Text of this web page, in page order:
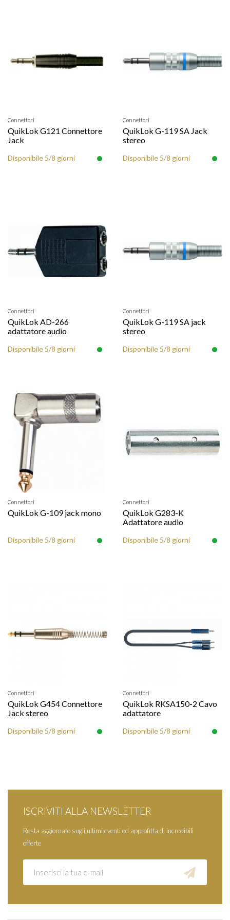
Connettori
QuikLok G121 Connettore
Jack
Disponibile 5/8 giorni
Connettori
QuikLok G-119 SA Jack
stereo
Disponibile 5/8 giorni
Connettori
QuikLok AD-266
adattatore audio
Disponibile 5/8 giorni
Connettori
QuikLok G-119 SA jack
stereo
Disponibile 5/8 giorni
Connettori
QuikLok G-109 jack mono
Disponibile 5/8 giorni
Connettori
QuikLok G283-K
Adattatore audio
Disponibile 5/8 giorni
Connettori
QuikLok G454 Connettore
Jack stereo
Disponibile 5/8 giorni
Connettori
QuikLok RKSA150-2 Cavo
adattatore
Disponibile 5/8 giorni
ISCRIVITI ALLA NEWSLETTER
Resta aggiornato sugli ultimi eventi ed approfitta di incredibili
offerte